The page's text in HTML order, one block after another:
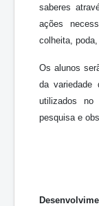
saberes
ações
colheita,
Os alunos
da variedade
utilizados no
pesquisa e